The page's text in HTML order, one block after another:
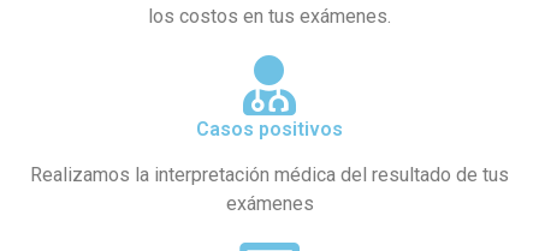
los costos en tus exámenes.
Casos positivos
Realizamos la interpretación médica del resultado de tus
exámenes